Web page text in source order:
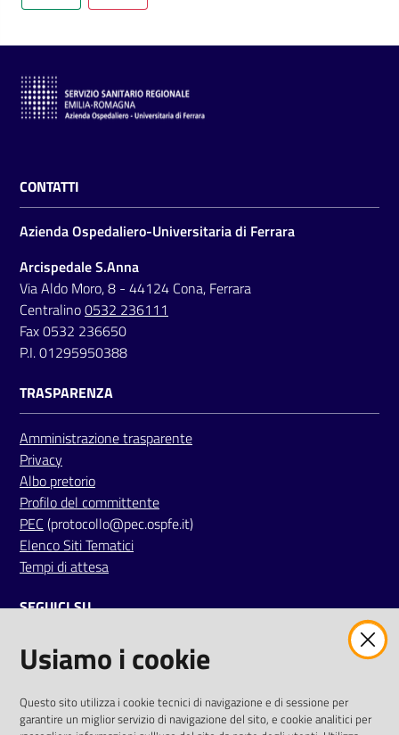
n
t
r
a
o
n
e
r
a
s
p
a
e
n
t
e
Fornitori
su
CONTATTI
Azienda Ospedaliero-Universitaria di Ferrara
Arcispedale S.Anna
Via Aldo Moro, 8 - 44124 Cona, Ferrara
Centralino0532 236111
Fax 0532 236650
P.I. 01295950388
TRASPARENZA
Amministrazione trasparente
Privacy
Albo pretorio
Profilo del committente
PEC (protocollo@pec.ospfe.it)
Elenco Siti Tematici
Tempi di attesa
SEGUICI SU
twitterfacebookyoutube
AREA DIPENDENTI
Usiamo i cookie
Questo sito utilizza i cookie tecnici di navigazione e di sessione per
garantire un miglior servizio di navigazione del sito, e cookie analitici per